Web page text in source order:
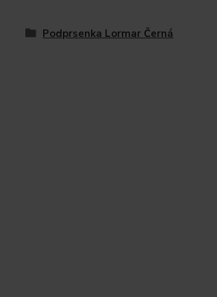
Podprsenka Lormar Černá